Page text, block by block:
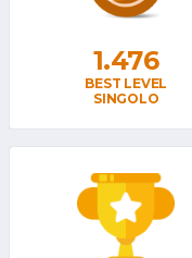
1.476
BEST LEVEL
SINGOLO